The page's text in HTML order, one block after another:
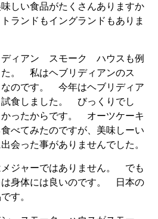
しい食品がたくさんありますか
ランドもイングランドもありま
ディアン スモーク ハウスも例
。 私はヘブリディアンのス
のです。 今年はヘブリディア
試食しました。 びっくりでし
ったからです。 オーツケーキ
べてみたのですが、美味しーい
会った事がありませんでした。
メジャーではありません。 でも
は身体には良いのです。 日本の
す。